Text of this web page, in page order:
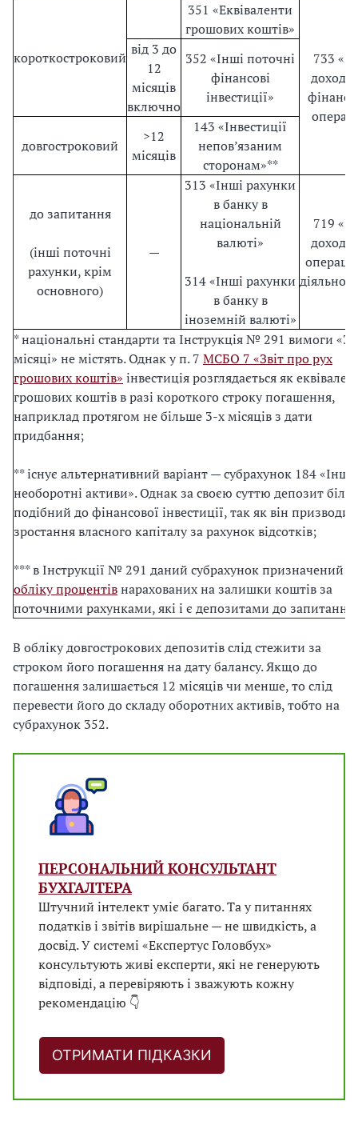
короткостроковий
351 «Еквіваленти
грошових коштів»
733
доходи
від 3 до
12
місяців
включно
352 «Інші поточні
фінансові
інвестиції»
довгостроковий
>12
місяців
143 «Інвестиції
непов’язаним
сторонам»**
до запитання
(інші поточні
рахунки, крім
основного)
—
313 «Інші рахунки
в банку в
національній
валюті»
314 «Інші рахунки
в банку в
іноземній валюті»
719
доходи
* національні стандарти та Інструкція № 291 вимоги «3
місяці» не містять. Однак у п. 7 МСБО 7 «Звіт про рух
грошових коштів» інвестиція розглядається як
грошових коштів в разі короткого строку погашення,
наприклад протягом не більше 3-х місяців з дати
придбання;
** існує альтернативний варіант — субрахунок 184 «Інші
необоротні активи». Однак за своєю суттю депозит
подібний до фінансової інвестиції, так як він
зростання власного капіталу за рахунок відсотків;
*** в Інструкції № 291 даний субрахунок призначений
обліку процентівнарахованих на залишки коштів за
поточними рахунками, які і є депозитами до запитання
В обліку довгострокових депозитів слід стежити за
строком його погашення на дату балансу. Якщо до
погашення залишається 12 місяців чи менше, то слід
перевести його до складу оборотних активів, тобто на
субрахунок 352.
ПЕРСОНАЛЬНИЙ КОНСУЛЬТАНТ
БУХГАЛТЕРА
Штучний інтелект уміє багато. Та у питаннях
податків і звітів вирішальне — не швидкість, а
досвід. У системі «Експертус Головбух»
консультують живі експерти, які не генерують
відповіді, а перевіряють і зважують кожну
рекомендацію 👇
ОТРИМАТИ ПІДКАЗКИ